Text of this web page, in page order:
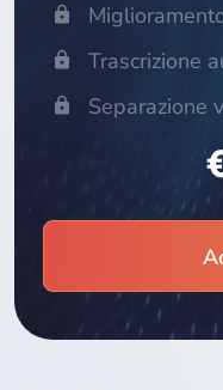
Trascrizione
Separazione